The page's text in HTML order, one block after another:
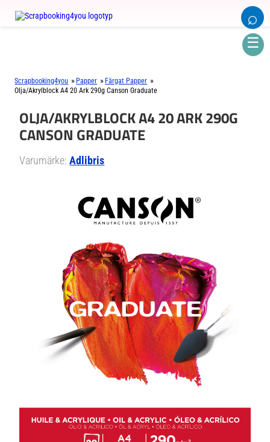
☰
⌕
Scrapbooking4you » Papper » Färgat Papper »
Olja/Akrylblock A4 20 Ark 290g Canson Graduate
OLJA/AKRYLBLOCK A4 20 ARK 290G
CANSON GRADUATE
Varumärke:Adlibris